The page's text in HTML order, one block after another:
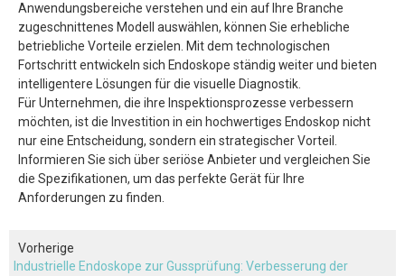
Anwendungsbereiche verstehen und ein auf Ihre Branche
zugeschnittenes Modell auswählen, können Sie erhebliche
betriebliche Vorteile erzielen. Mit dem technologischen
Fortschritt entwickeln sich Endoskope ständig weiter und bieten
intelligentere Lösungen für die visuelle Diagnostik.
Für Unternehmen, die ihre Inspektionsprozesse verbessern
möchten, ist die Investition in ein hochwertiges Endoskop nicht
nur eine Entscheidung, sondern ein strategischer Vorteil.
Informieren Sie sich über seriöse Anbieter und vergleichen Sie
die Spezifikationen, um das perfekte Gerät für Ihre
Anforderungen zu finden.
Vorherige
Industrielle Endoskope zur Gussprüfung: Verbesserung der